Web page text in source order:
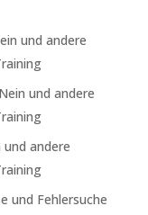
und andere
und andere
andere
und Fehlersuche